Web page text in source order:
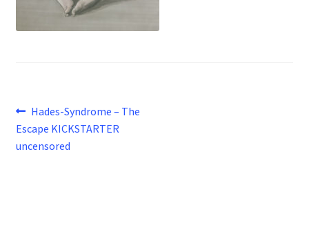
Beitragsnavigation
Vorheriger
Beitrag:
Hades-Syndrome – The
Escape KICKSTARTER
uncensored